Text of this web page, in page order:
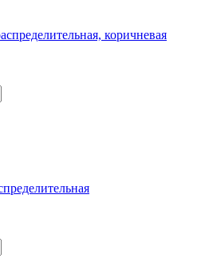
коричневая